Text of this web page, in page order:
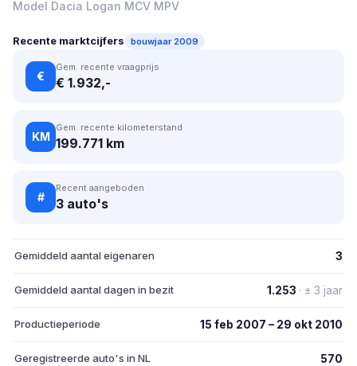
Model Dacia Logan MCV MPV
Recente marktcijfers bouwjaar 2009
€
Gem. recente vraagprijs
€ 1.932,-
KM
Gem. recente kilometerstand
199.771 km
#
Recent aangeboden
3 auto's
Gemiddeld aantal eigenaren 3
Gemiddeld aantal dagen in bezit 1.253 · ± 3 jaar
Productieperiode 15 feb 2007 – 29 okt 2010
Geregistreerde auto's in NL 570